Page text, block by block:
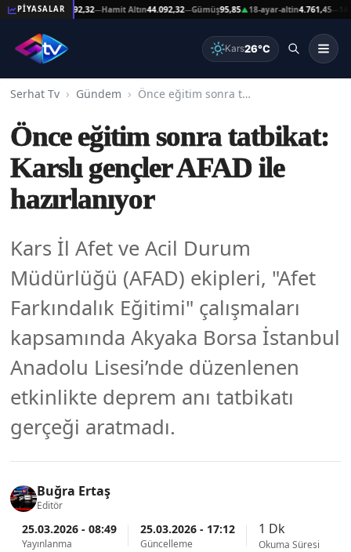
PİYASALAR
Altın44.092,32—Hamit Altın44.092,32—Gümüş95,85▲18-ayar-altin4.761,45—14-
Kars26°C
Serhat Tv Gündem Önce eğitim sonra tatbikat: Karslı gençler AFAD ile hazırlanıyor
Önce eğitim sonra tatbikat:
Karslı gençler AFAD ile
hazırlanıyor
Kars İl Afet ve Acil Durum
Müdürlüğü (AFAD) ekipleri, "Afet
Farkındalık Eğitimi" çalışmaları
kapsamında Akyaka Borsa İstanbul
Anadolu Lisesi’nde düzenlenen
etkinlikte deprem anı tatbikatı
gerçeği aratmadı.
Buğra Ertaş
Editör
25.03.2026 - 08:49
Yayınlanma
25.03.2026 - 17:12
Güncelleme
1 Dk
Okuma Süresi